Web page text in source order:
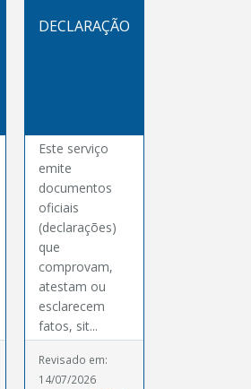
DECLARAÇÃO
Este serviço
emite
documentos
oficiais
(declarações)
que
comprovam,
atestam ou
esclarecem
fatos, sit...
Revisado em:
14/07/2026